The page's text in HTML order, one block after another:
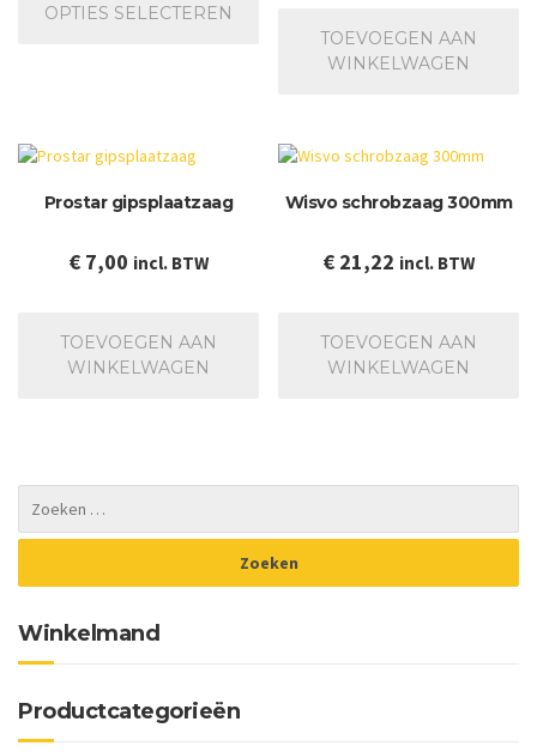
€ 11,90
OPTIES SELECTEREN
meerdere
kan
worden
TOEVOEGEN AAN
WINKELWAGEN
Prostar gipsplaatzaag
€7,00 incl. BTW
TOEVOEGEN AAN
WINKELWAGEN
Wisvo schrobzaag 300mm
€ 21,22 incl. BTW
TOEVOEGEN AAN
WINKELWAGEN
Winkelmand
Productcategorieën